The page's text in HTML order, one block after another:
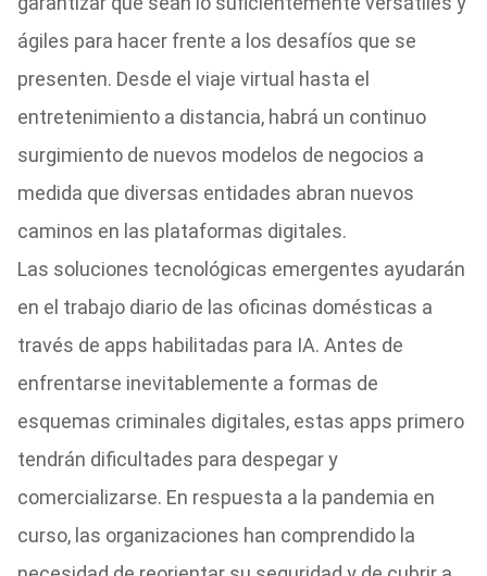
ágiles para hacer frente a los desafíos que se
presenten. Desde el viaje virtual hasta el
entretenimiento a distancia, habrá un continuo
surgimiento de nuevos modelos de negocios a
medida que diversas entidades abran nuevos
caminos en las plataformas digitales.
Las soluciones tecnológicas emergentes ayudarán
en el trabajo diario de las oficinas domésticas a
través de apps habilitadas para IA. Antes de
enfrentarse inevitablemente a formas de
esquemas criminales digitales, estas apps primero
tendrán dificultades para despegar y
comercializarse. En respuesta a la pandemia en
curso, las organizaciones han comprendido la